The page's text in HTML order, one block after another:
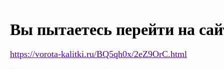
Вы пытаетесь перейти на
https://vorota-kalitki.ru/BQ5qh0x/2eZ9OrC.html